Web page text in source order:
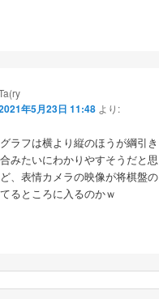
年5月23日 11:48 より:
ラフは横より縦のほうが綱引き
みたいにわかりやすそうだと思
、表情カメラの映像が将棋盤の
るところに入るのかｗ